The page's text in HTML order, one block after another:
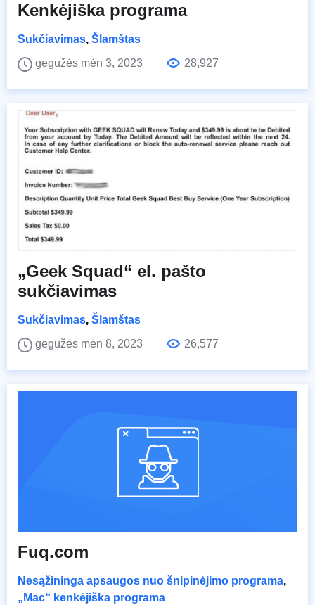
Kenkėjiška programa
Sukčiavimas, Šlamštas
gegužės mėn 3, 2023
28,927
„Geek Squad“ el. pašto
sukčiavimas
Sukčiavimas, Šlamštas
gegužės mėn 8, 2023
26,577
Fuq.com
Nesąžininga apsaugos nuo šnipinėjimo programa,
„Mac“ kenkėjiška programa